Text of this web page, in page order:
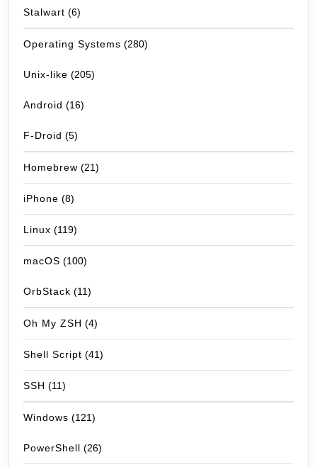
Stalwart (6)
Operating Systems (280)
Unix-like (205)
Android (16)
F-Droid (5)
Homebrew (21)
iPhone (8)
Linux (119)
macOS (100)
OrbStack (11)
Oh My ZSH (4)
Shell Script (41)
SSH (11)
Windows (121)
PowerShell (26)